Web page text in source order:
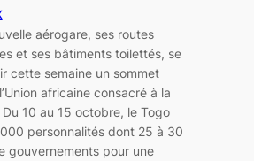
aérogare, ses routes
et ses bâtiments toilettés, se
cette semaine un sommet
africaine consacré à la
10 au 15 octobre, le Togo
personnalités dont 25 à 30
gouvernements pour une